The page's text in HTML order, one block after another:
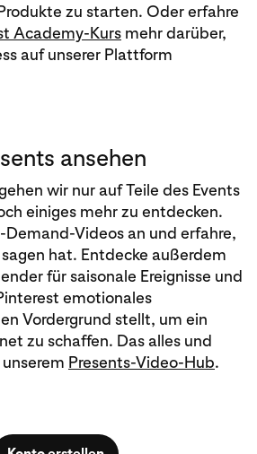
zu starten. Oder erfahre
Academy-Kurs mehr darüber,
auf unserer Plattform
ansehen
wir nur auf Teile des Events
einiges mehr zu entdecken.
Demand-Videos an und erfahre,
hat. Entdecke außerdem
für saisonale Ereignisse und
emotionales
Vordergrund stellt, um ein
zu schaffen. Das alles und
Presents-Video-Hub.